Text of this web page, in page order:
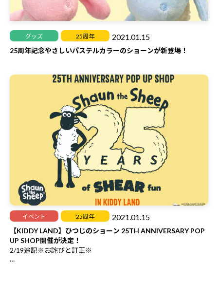
グッズ 25周年 2021.01.15
25周年記念やさしいパステルカラーのショーンが新登場！
イベント 25周年 2021.01.15
【KIDDY LAND】ひつじのショーン 25TH ANNIVERSARY POP
UP SHOP開催が決定！
2/19追記※お詫びと訂正※